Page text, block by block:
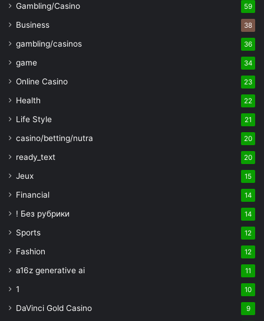
Gambling/Casino 59
Business 38
gambling/casinos 36
game 34
Online Casino 23
Health 22
Life Style 21
casino/betting/nutra 20
ready_text 20
Jeux 15
Financial 14
! Без рубрики 14
Sports 12
Fashion 12
a16z generative ai 11
1 10
DaVinci Gold Casino 9